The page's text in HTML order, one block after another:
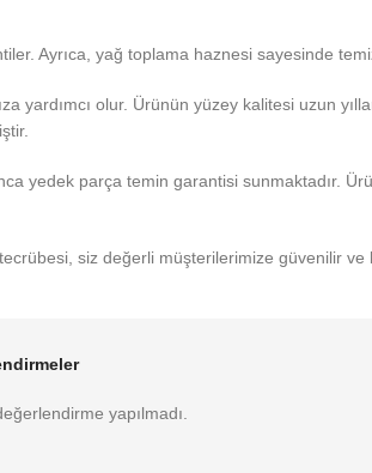
Ayrıca, yağ toplama haznesi sayesinde
yardımcı olur. Ürünün yüzey kalitesi uzun
yedek parça temin garantisi sunmaktadır.
siz değerli müşterilerimize güvenilir ve
yapılmadı.